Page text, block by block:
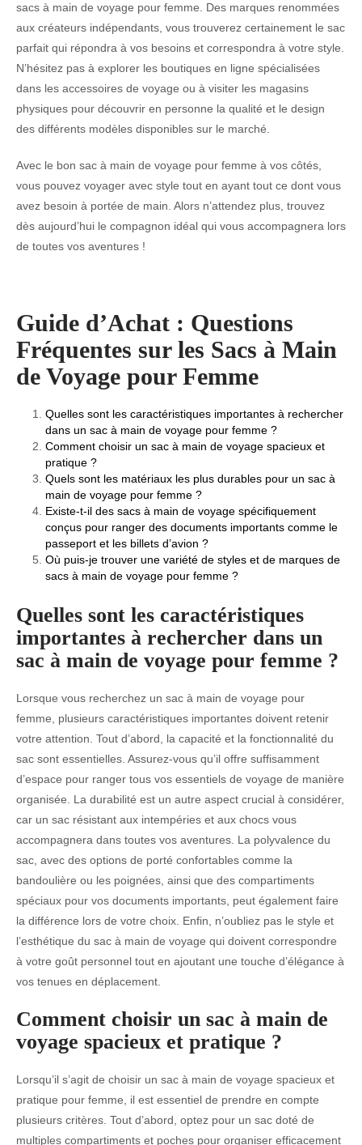
sacs à main de voyage pour femme. Des marques renommées
aux créateurs indépendants, vous trouverez certainement le sac
parfait qui répondra à vos besoins et correspondra à votre style.
N’hésitez pas à explorer les boutiques en ligne spécialisées
dans les accessoires de voyage ou à visiter les magasins
physiques pour découvrir en personne la qualité et le design
des différents modèles disponibles sur le marché.
Avec le bon sac à main de voyage pour femme à vos côtés,
vous pouvez voyager avec style tout en ayant tout ce dont vous
avez besoin à portée de main. Alors n’attendez plus, trouvez
dès aujourd’hui le compagnon idéal qui vous accompagnera lors
de toutes vos aventures !
Guide d’Achat : Questions
Fréquentes sur les Sacs à Main
de Voyage pour Femme
Quelles sont les caractéristiques importantes à rechercher
dans un sac à main de voyage pour femme ?
Comment choisir un sac à main de voyage spacieux et
pratique ?
Quels sont les matériaux les plus durables pour un sac à
main de voyage pour femme ?
Existe-t-il des sacs à main de voyage spécifiquement
conçus pour ranger des documents importants comme le
passeport et les billets d’avion ?
Où puis-je trouver une variété de styles et de marques de
sacs à main de voyage pour femme ?
Quelles sont les caractéristiques
importantes à rechercher dans un
sac à main de voyage pour femme ?
Lorsque vous recherchez un sac à main de voyage pour
femme, plusieurs caractéristiques importantes doivent retenir
votre attention. Tout d’abord, la capacité et la fonctionnalité du
sac sont essentielles. Assurez-vous qu’il offre suffisamment
d’espace pour ranger tous vos essentiels de voyage de manière
organisée. La durabilité est un autre aspect crucial à considérer,
car un sac résistant aux intempéries et aux chocs vous
accompagnera dans toutes vos aventures. La polyvalence du
sac, avec des options de porté confortables comme la
bandoulière ou les poignées, ainsi que des compartiments
spéciaux pour vos documents importants, peut également faire
la différence lors de votre choix. Enfin, n’oubliez pas le style et
l’esthétique du sac à main de voyage qui doivent correspondre
à votre goût personnel tout en ajoutant une touche d’élégance à
vos tenues en déplacement.
Comment choisir un sac à main de
voyage spacieux et pratique ?
Lorsqu’il s’agit de choisir un sac à main de voyage spacieux et
pratique pour femme, il est essentiel de prendre en compte
plusieurs critères. Tout d’abord, optez pour un sac doté de
multiples compartiments et poches pour organiser efficacement